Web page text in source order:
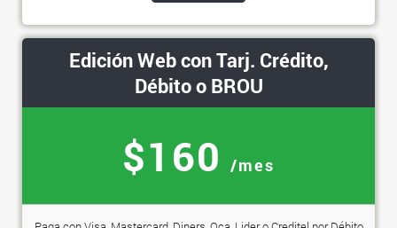
Edición Web con Tarj. Crédito,
Débito o BROU
$160 /mes